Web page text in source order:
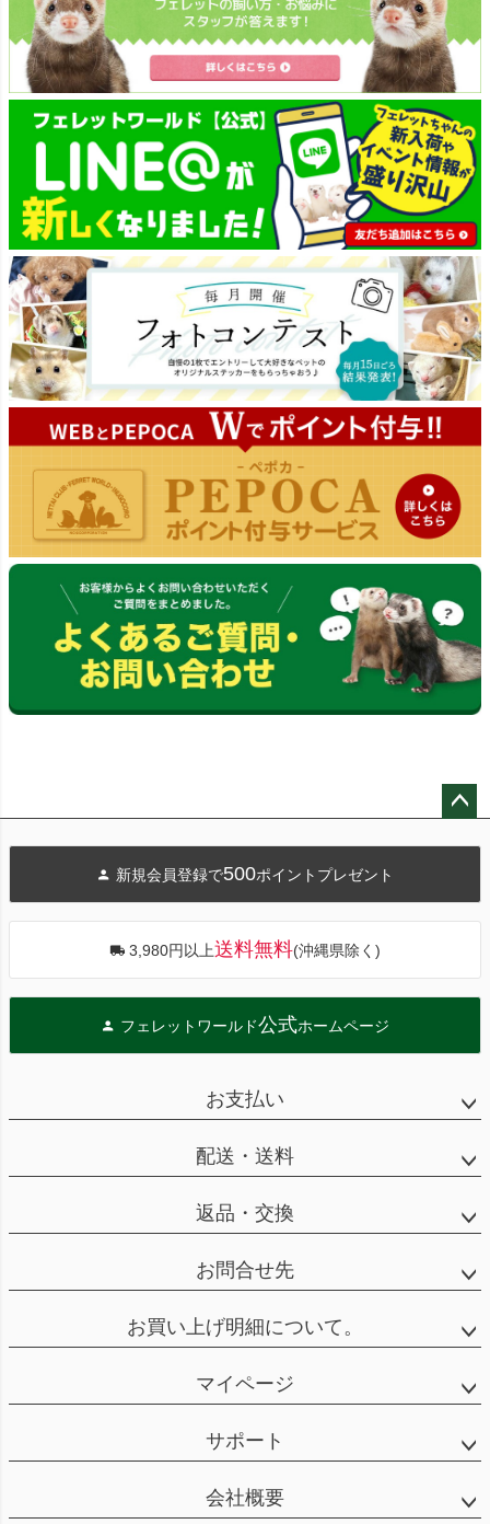
へ
新規会員登録で500ポイントプレゼント
3,980円以上送料無料(沖縄県除く)
フェレットワールド公式ホームページ
お支払い
配送・送料
返品・交換
お問合せ先
お買い上げ明細について。
マイページ
サポート
会社概要